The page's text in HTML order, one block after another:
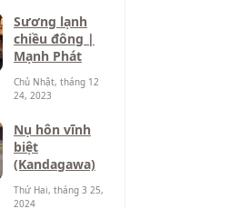
Sương lạnh
chiều đông |
Mạnh Phát
Chủ Nhật, tháng 12
24, 2023
Nụ hôn vĩnh
biệt
(Kandagawa)
Thứ Hai, tháng 3 25,
2024